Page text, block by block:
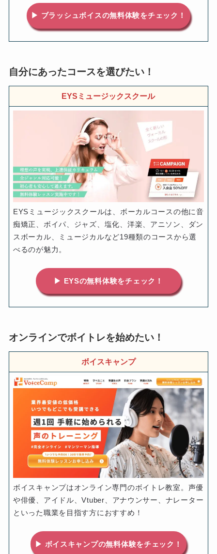
▶ ブラッシュボイスの無料体験をチェック！
自分にあったコースを選びたい！
EYSミュージックスクール
EYSミュージックスクールは、ボーカルコースの他に音
痴矯正、ボイパ、ジャズ、塩化、洋楽、アニソン、ダン
スボーカル、ミュージカルなど19種類のコースから選
べるのが魅力。
▶ EYSの無料体験をチェック！
オンラインでボイトレを始めたい！
ボイスキャンプ
ボイスキャンプはオンライン専門のボイトレ教室。声優
や俳優、アイドル、Vtuber、アナウンサー、ナレーター
といった職業を目指す方におすすめ！
▶ ボイスキャンプの無料体験をチェック！